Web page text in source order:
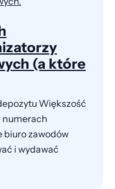
(a które
Większość
numerach
biuro zawodów
i wydawać